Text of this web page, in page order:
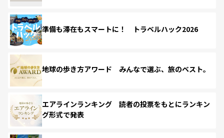
準備も滞在もスマートに！ トラベルハック2026
地球の歩き方アワード みんなで選ぶ、旅のベスト。
エアラインランキング 読者の投票をもとにランキン
グ形式で発表